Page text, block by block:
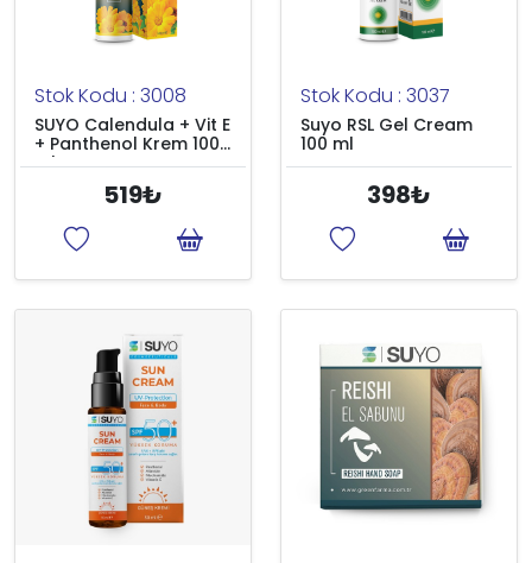
Stok Kodu : 3008
SUYO Calendula + Vit E
+ Panthenol Krem 100
ml
519₺
Stok Kodu : 3037
Suyo RSL Gel Cream
100 ml
398₺